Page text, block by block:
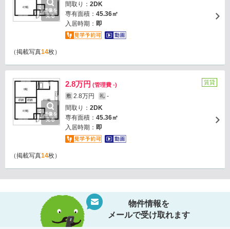
画像を
見る
間取り： 2DK
専有面積： 45.36㎡
入居時期： 即
（掲載写真14枚）
画像を
見る
2.8万円 (管理費 -)
敷 2.8万円 礼 -
間取り： 2DK
専有面積： 45.36㎡
入居時期： 即
賃貸
（掲載写真14枚）
物件情報を
メールで受け取れます